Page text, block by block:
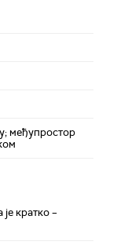
међупростор
кратко –